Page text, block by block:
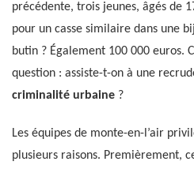
précédente, trois jeunes, âgés de
pour un casse similaire dans une
butin ? Également 100 000 euros.
question : assiste-t-on à une
criminalité urbaine ?
Les équipes de monte-en-l’air
plusieurs raisons. Premièrement,